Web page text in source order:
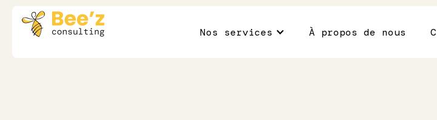
Nos services À propos de nous